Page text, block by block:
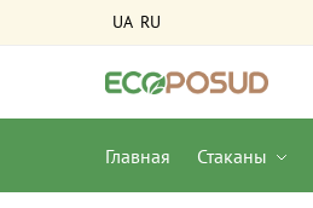
UA RU
Главная Стаканы